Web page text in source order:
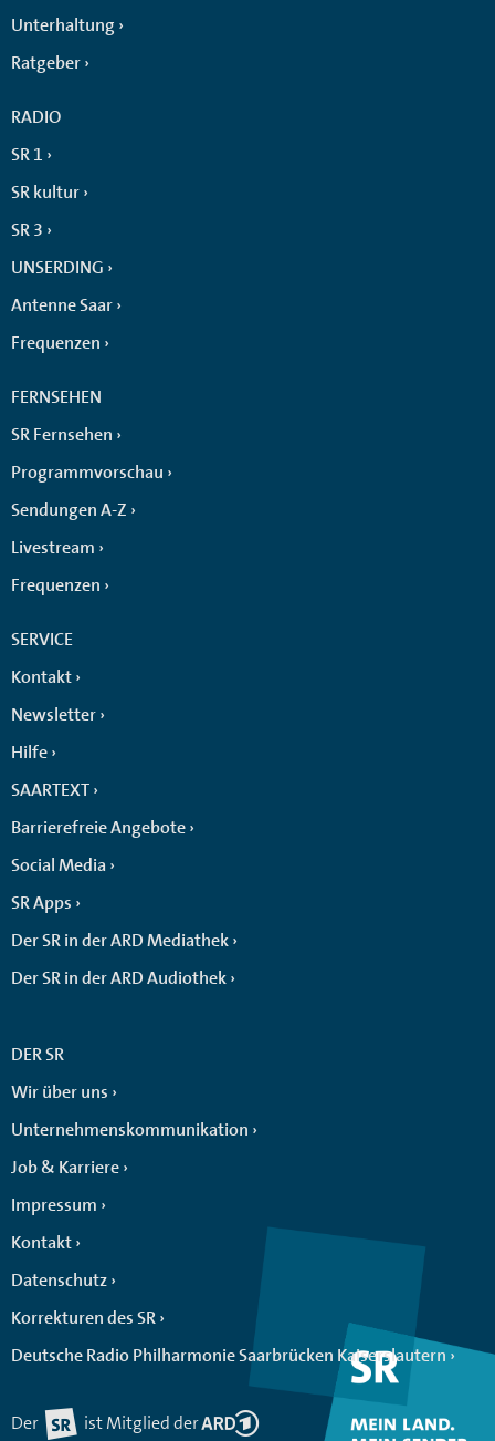
Unterhaltung
Ratgeber
RADIO
SR 1
SR kultur
SR 3
UNSERDING
Antenne Saar
Frequenzen
FERNSEHEN
SR Fernsehen
Programmvorschau
Sendungen A-Z
Livestream
Frequenzen
SERVICE
Kontakt
Newsletter
Hilfe
SAARTEXT
Barrierefreie Angebote
Social Media
SR Apps
Der SR in der ARD Mediathek
Der SR in der ARD Audiothek
DER SR
Wir über uns
Unternehmenskommunikation
Job & Karriere
Impressum
Kontakt
Datenschutz
Korrekturen des SR
Deutsche Radio Philharmonie Saarbrücken Kaiserslautern
Der ist Mitglied der